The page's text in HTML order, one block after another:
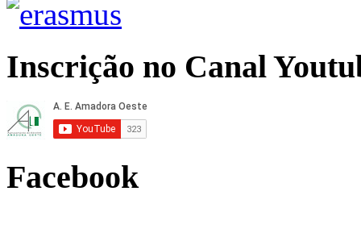
Inscrição no Canal
Facebook